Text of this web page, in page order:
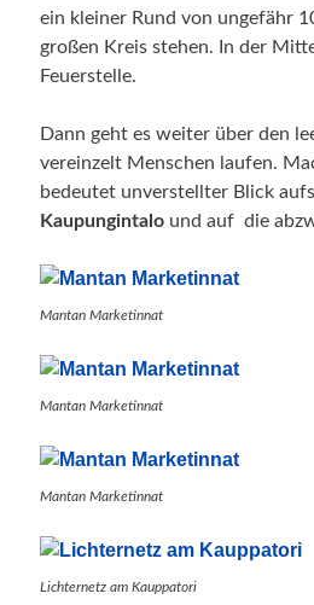
ein kleiner Rund von ungefähr
großen Kreis stehen. In der
Feuerstelle.
Dann geht es weiter über den
vereinzelt Menschen laufen.
bedeutet unverstellter Blick
Kaupungintalound auf die
Mantan Marketinnat
Mantan Marketinnat
Mantan Marketinnat
Lichternetz am Kauppatori